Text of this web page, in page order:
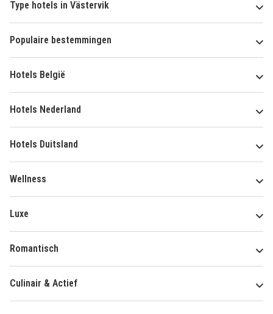
Type hotels in Västervik
Populaire bestemmingen
Hotels België
Hotels Nederland
Hotels Duitsland
Wellness
Luxe
Romantisch
Culinair & Actief